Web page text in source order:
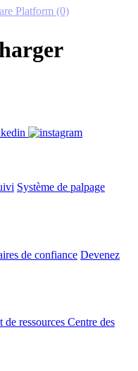
Platform (0)
Système de palpage
de confiance Devenez
de ressources Centre des